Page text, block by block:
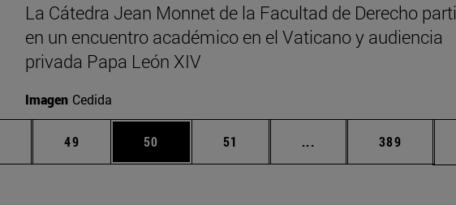
La Cátedra Jean Monnet de la Facultad de Derecho
en un encuentro académico en el Vaticano y audiencia
privada Papa León XIV
Imagen Cedida
Páginas intermedias Use TAB para desplazarse.
Página
49 Página
50 Página
51 ... Páginas intermedias
Página
389